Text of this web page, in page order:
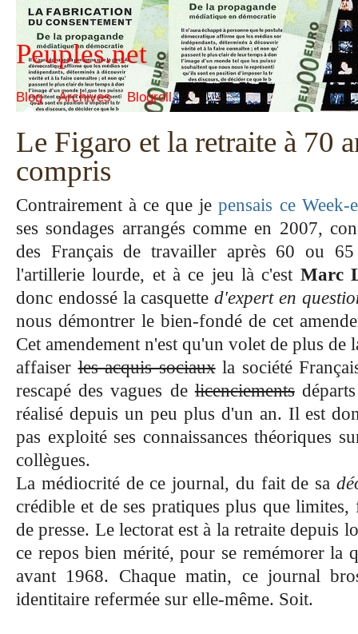
Peuples.net
Blog Archives Blogroll
Le Figaro et la retraite à 70
compris
Contrairement à ce que jepensais ce Week-
ses sondages arrangés comme en 2007,
des Français de travailler après 60 ou
l'artillerie lourde, et à ce jeu là c'est Marc
donc endossé la casquetted'expert en
nous démontrer le bien-fondé de cet
Cet amendement n'est qu'un volet de plus de
affaiserles acquis sociauxla société
rescapé des vagues delicenciements
réalisé depuis un peu plus d'un an. Il est
pas exploité ses connaissances théoriques
collègues.
La médiocrité de ce journal, du fait de sa
crédible et de ses pratiques plus que
de presse. Le lectorat est à la retraite depuis
ce repos bien mérité, pour se remémorer la
avant 1968. Chaque matin, ce journal
identitaire refermée sur elle-même. Soit.